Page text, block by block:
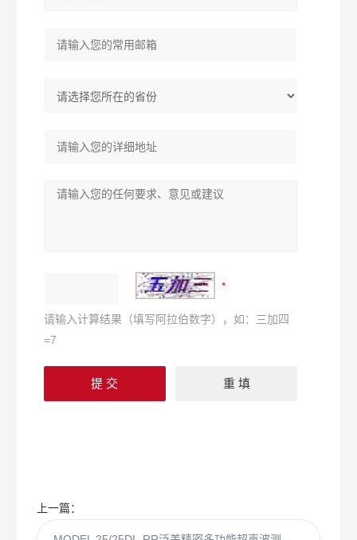
请输入计算结果（填写阿拉伯数字），如：三加四
=7
上一篇：